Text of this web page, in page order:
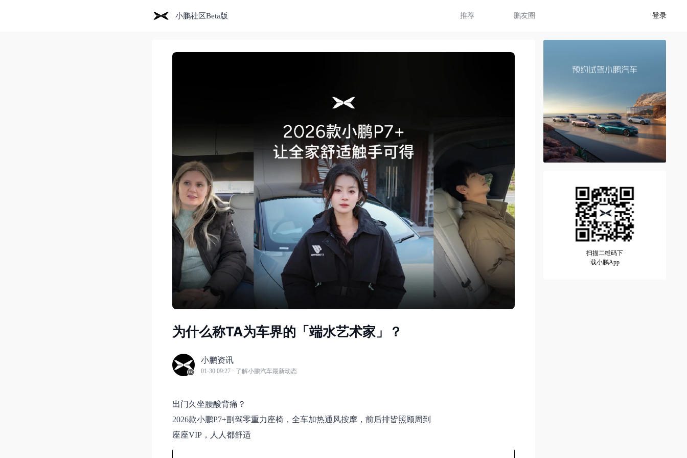
小鹏社区Beta版 推荐 鹏友圈 登录
为什么称TA为车界的「端水艺术家」？
小鹏资讯
01-30 09:27 · 了解小鹏汽车最新动态
出门久坐腰酸背痛？
2026款小鹏P7+副驾零重力座椅，全车加热通风按摩，前后排皆照顾周到
座座VIP，人人都舒适
扫描二维码下
载小鹏App